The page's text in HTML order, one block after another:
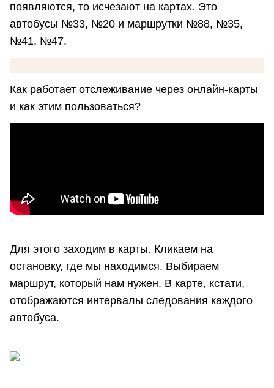
появляются, то исчезают на картах. Это
автобусы №33, №20 и маршрутки №88, №35,
№41, №47.
Как работает отслеживание через онлайн-карты
и как этим пользоваться?
Для этого заходим в карты. Кликаем на
остановку, где мы находимся. Выбираем
маршрут, который нам нужен. В карте, кстати,
отображаются интервалы следования каждого
автобуса.